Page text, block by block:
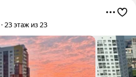
23 этаж из 23